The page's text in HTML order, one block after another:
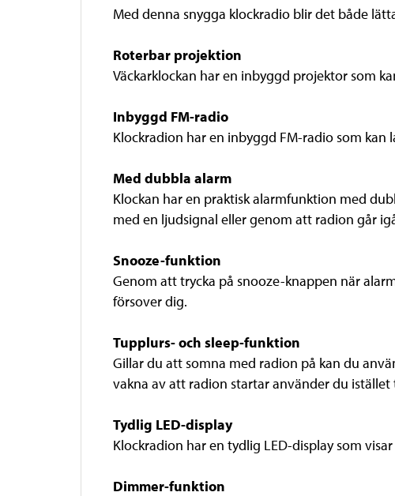
Med denna snygga klockradio blir det både
Roterbar projektion
Väckarklockan har en inbyggd projektor som
Inbyggd FM-radio
Klockradion har en inbyggd FM-radio som
Med dubbla alarm
Klockan har en praktisk alarmfunktion med
med en ljudsignal eller genom att radion går
Snooze-funktion
Genom att trycka på snooze-knappen när
försover dig.
Tupplurs- och sleep-funktion
Gillar du att somna med radion på kan du
vakna av att radion startar använder du
Tydlig LED-display
Klockradion har en tydlig LED-display som
Dimmer-funktion